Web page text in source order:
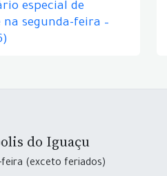
especial de
na segunda-feira –
do Iguaçu
feira (exceto feriados)